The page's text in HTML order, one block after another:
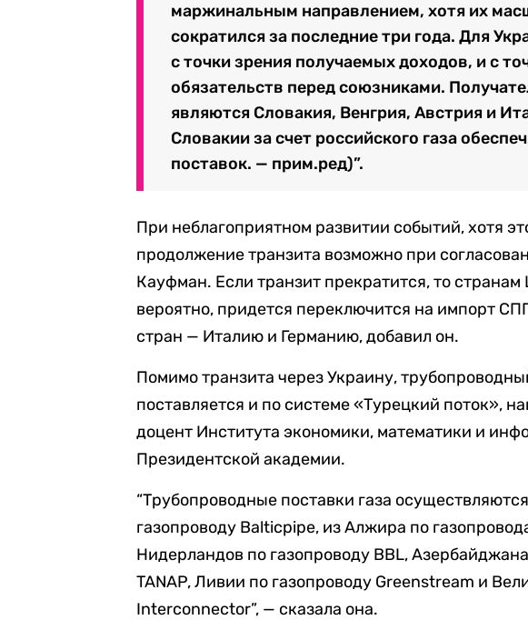
маржинальным направлением, хотя их
сократился за последние три года. Для
с точки зрения получаемых доходов, и с
обязательств перед союзниками.
являются Словакия, Венгрия, Австрия и
Словакии за счет российского газа
поставок. — прим.ред)”.
При неблагоприятном развитии событий, хотя
продолжение транзита возможно при
Кауфман. Если транзит прекратится, то
вероятно, придется переключится на импорт
стран — Италию и Германию, добавил он.
Помимо транзита через Украину,
поставляется и по системе «Турецкий поток»,
доцент Института экономики, математики и
Президентской академии.
“Трубопроводные поставки газа
газопроводу Balticpipe, из Алжира по
Нидерландов по газопроводу BBL,
TANAP, Ливии по газопроводу Greenstream и
Interconnector”, — сказала она.